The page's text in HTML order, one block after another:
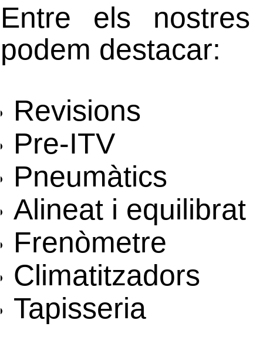
Entre els
podem destacar:
Revisions
Pre-ITV
Pneumàtics
Alineat i equilibrat
Frenòmetre
Climatitzadors
Tapisseria